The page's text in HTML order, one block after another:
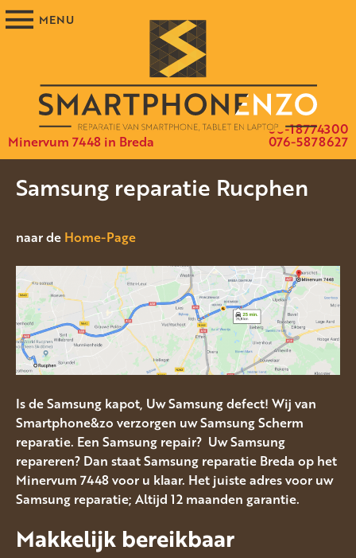
Minervum 7448 in Breda 076-5878627
06-18774300
Samsung reparatie Rucphen
naar de Home-Page
Is de Samsung kapot, Uw Samsung defect! Wij van
Smartphone&zo verzorgen uw Samsung Scherm
reparatie. Een Samsung repair? Uw Samsung
repareren? Dan staat Samsung reparatie Breda op het
Minervum 7448 voor u klaar. Het juiste adres voor uw
Samsung reparatie; Altijd 12 maanden garantie.
Makkelijk bereikbaar